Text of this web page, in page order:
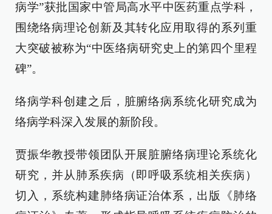
病学”获批国家中管局高水平中医药重点学科，
围绕络病理论创新及其转化应用取得的系列重
大突破被称为“中医络病研究史上的第四个里程
碑”。
络病学科创建之后，脏腑络病系统化研究成为
络病学科深入发展的新阶段。
贾振华教授带领团队开展脏腑络病理论系统化
研究，并从肺系疾病（即呼吸系统相关疾病）
切入，系统构建肺络病证治体系，出版《肺络